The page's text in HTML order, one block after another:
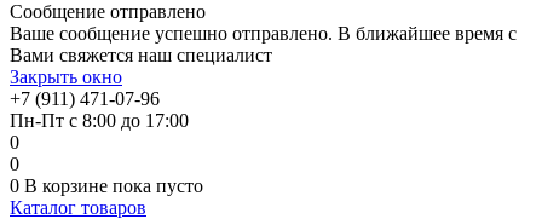
Сообщение отправлено
Ваше сообщение успешно отправлено. В ближайшее время с
Вами свяжется наш специалист
Закрыть окно
+7 (911) 471-07-96
Пн-Пт с 8:00 до 17:00
0
0
0 В корзине пока пусто
Каталог товаров